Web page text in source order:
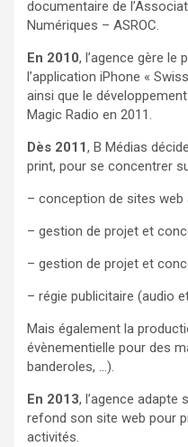
documentaire de
Numériques – ASROC.
En 2010, l’agence gère le
l’application iPhone «
ainsi que le
Magic Radio en 2011.
Dès 2011, B Médias
print, pour se concentrer
– conception de sites web
– gestion de projet et
– gestion de projet et
– régie publicitaire (audio
Mais également la
évènementielle pour des
banderoles, …).
En 2013, l’agence adapte
refond son site web pour
activités.